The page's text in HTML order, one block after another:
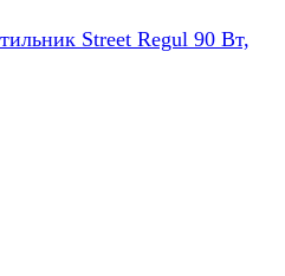
Street Regul 90 Вт,